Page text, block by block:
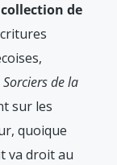
collection de
Sorciers de la
sur les
quoique
va droit au